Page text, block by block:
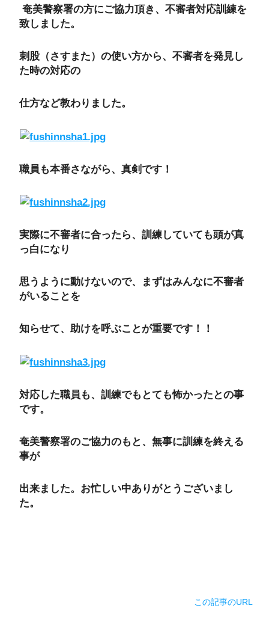
奄美警察署の方にご協力頂き、不審者対応訓練を
致しました。
刺股（さすまた）の使い方から、不審者を発見し
た時の対応の
仕方など教わりました。
職員も本番さながら、真剣です！
実際に不審者に合ったら、訓練していても頭が真
っ白になり
思うように動けないので、まずはみんなに不審者
がいることを
知らせて、助けを呼ぶことが重要です！！
対応した職員も、訓練でもとても怖かったとの事
です。
奄美警察署のご協力のもと、無事に訓練を終える
事が
出来ました。お忙しい中ありがとうございまし
た。
この記事のURL